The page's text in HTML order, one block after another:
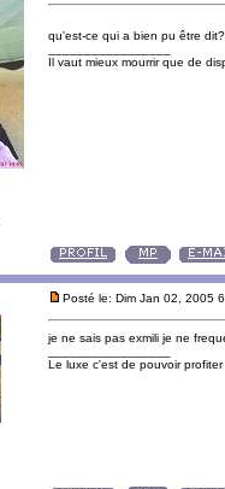
qu'est-ce qui a bien pu être
Il vaut mieux mourrir que de
Posté le: Dim Jan 02, 2005
je ne sais pas exmili je ne
Le luxe c'est de pouvoir